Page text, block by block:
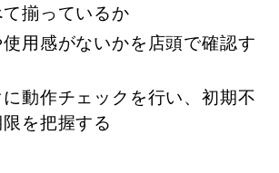
揃っているか
用感がないかを店頭で確認す
動作チェックを行い、初期不
を把握する